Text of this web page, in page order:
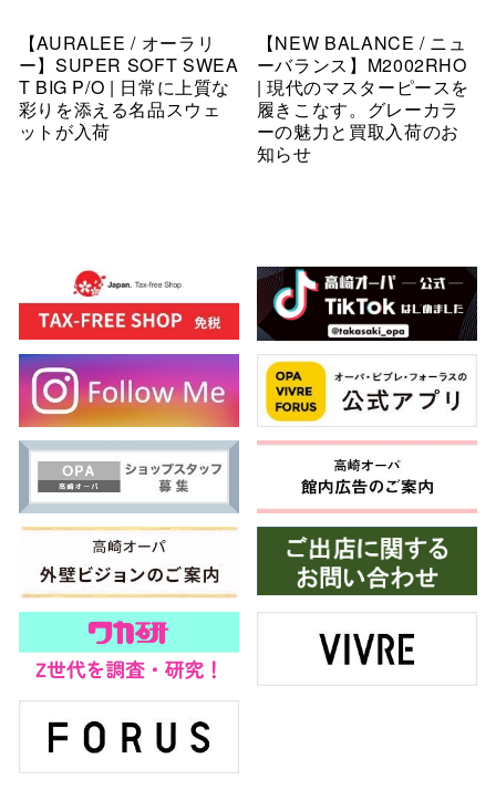
【AURALEE / オーラリ
ー】SUPER SOFT SWEA
T BIG P/O | 日常に上質な
彩りを添える名品スウェ
ットが入荷
【NEW BALANCE / ニュ
ーバランス】M2002RHO
| 現代のマスターピースを
履きこなす。グレーカラ
ーの魅力と買取入荷のお
知らせ